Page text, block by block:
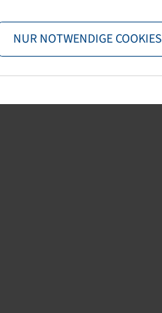
NUR NOTWENDIGE COOKIES
zur Startseite, die
direkt kontaktieren.
Tel.: +43 7221/72411–0